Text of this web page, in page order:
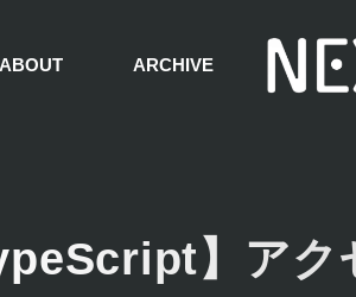
ABOUT ARCHIVE
】ア